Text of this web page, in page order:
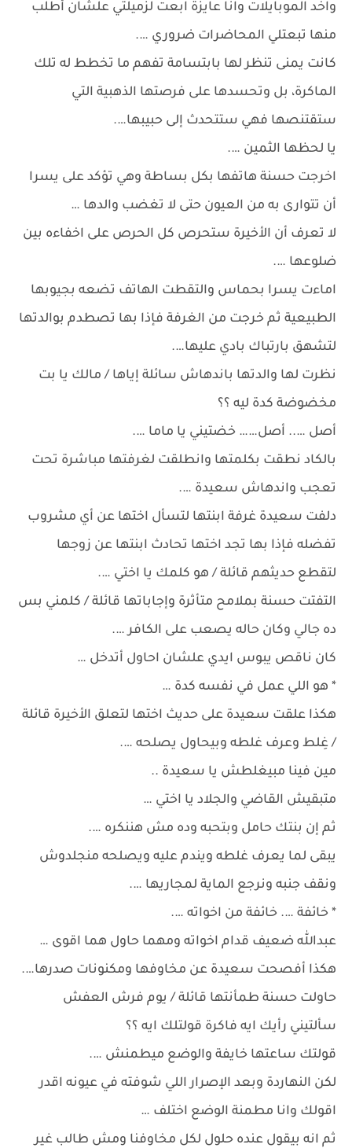
واخد الموبايلات وانا عايزة ابعت لزميلتي علشان أطلب
منها تبعتلي المحاضرات ضروري ….
كانت يمنى تنظر لها بابتسامة تفهم ما تخطط له تلك
الماكرة، بل وتحسدها على فرصتها الذهبية التي
ستقتنصها فهي ستتحدث إلى حبيبها….
يا لحظها الثمين ….
اخرجت حسنة هاتفها بكل بساطة وهي تؤكد على يسرا
أن تتوارى به من العيون حتى لا تغضب والدها …
لا تعرف أن الأخيرة ستحرص كل الحرص على اخفاءه بين
ضلوعها ….
اماءت يسرا بحماس والتقطت الهاتف تضعه بجيوبها
الطبيعية ثم خرجت من الغرفة فإذا بها تصطدم بوالدتها
لتشهق بارتباك بادي عليها….
نظرت لها والدتها باندهاش سائلة إياها / مالك يا بت
مخضوضة كدة ليه ؟؟
أصل ….. أصل…… خضتيني يا ماما ….
بالكاد نطقت بكلمتها وانطلقت لغرفتها مباشرة تحت
تعجب واندهاش سعيدة ….
دلفت سعيدة غرفة ابنتها لتسأل اختها عن أي مشروب
تفضله فإذا بها تجد اختها تحادث ابنتها عن زوجها
لتقطع حديثهم قائلة / هو كلمك يا اختي ….
التفتت حسنة بملامح متأثرة وإجاباتها قائلة / كلمني بس
ده جالي وكان حاله يصعب على الكافر ….
كان ناقص يبوس ايدي علشان احاول أتدخل …
* هو اللي عمل في نفسه كدة …
هكذا علقت سعيدة على حديث اختها لتعلق الأخيرة قائلة
/ غِلط وعرف غلطه وبيحاول يصلحه ….
مين فينا مبيغلطش يا سعيدة ..
متبقيش القاضي والجلاد يا اختي …
ثم إن بنتك حامل وبتحبه وده مش هننكره ….
يبقى لما يعرف غلطه ويندم عليه ويصلحه منجلدوش
ونقف جنبه ونرجع الماية لمجاريها ….
* خائفة …. خائفة من اخواته ….
عبدالله ضعيف قدام اخواته ومهما حاول هما اقوى …
هكذا أفصحت سعيدة عن مخاوفها ومكنونات صدرها….
حاولت حسنة طمأنتها قائلة / يوم فرش العفش
سألتيني رأيك ايه فاكرة قولتلك ايه ؟؟
قولتك ساعتها خايفة والوضع ميطمنش ….
لكن النهاردة وبعد الإصرار اللي شوفته في عيونه اقدر
اقولك وانا مطمنة الوضع اختلف …
ثم انه بيقول عنده حلول لكل مخاوفنا ومش طالب غير